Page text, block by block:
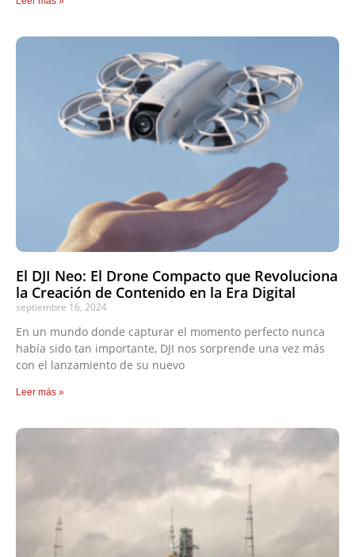
El DJI Neo: El Drone Compacto que Revoluciona
la Creación de Contenido en la Era Digital
septiembre 16, 2024
En un mundo donde capturar el momento perfecto nunca
había sido tan importante, DJI nos sorprende una vez más
con el lanzamiento de su nuevo
Leer más »